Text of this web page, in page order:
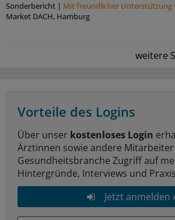
Sonderbericht | Mit freundlicher Unterstützung
Market DACH, Hamburg
weitere
Vorteile des Logins
Über unser kostenloses Login
Ärztinnen sowie andere
Gesundheitsbranche Zugriff auf
Hintergründe, Interviews und
Jetzt anmelden